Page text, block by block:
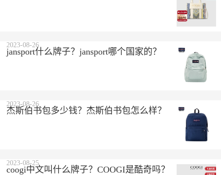
jansport什么牌子？jansport哪个国家的？
2023-08-26
杰斯伯书包多少钱？杰斯伯书包怎么样？
2023-08-26
coogi中文叫什么牌子？COOGI是酷奇吗？
2023-08-25